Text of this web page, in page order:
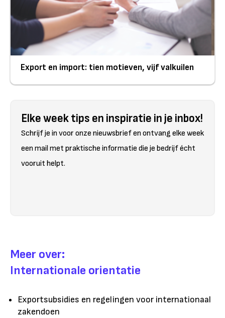
Export en import: tien motieven, vijf valkuilen
Elke week tips en inspiratie in je inbox!
Schrijf je in voor onze nieuwsbrief en ontvang elke week
een mail met praktische informatie die je bedrijf écht
vooruit helpt.
Meer over:
Internationale orientatie
Exportsubsidies en regelingen voor internationaal
zakendoen